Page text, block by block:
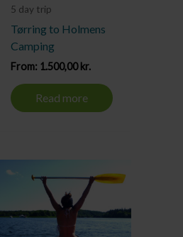
5 day trip
Tørring to Holmens
Camping
From: 1.500,00kr.
Read more